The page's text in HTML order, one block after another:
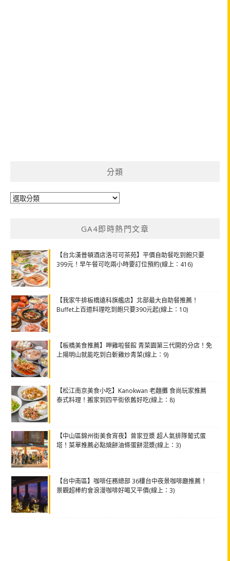
分類
分
GA4即時熱門文章
【台北漢普頓酒店洛可可茶苑】平價自助餐吃到飽只要
399元！早午餐可吃兩小時要訂位預約(線上：416)
【我家牛排板橋遠科旗艦店】北部最大自助餐推薦！
Buffet上百道料理吃到飽只要390元起(線上：10)
【板橋美食推薦】呷雞啦餐館 青菜園第三代開的分店！免
上陽明山就能吃到白斬雞炒青菜(線上：9)
【松江南京美食小吃】Kanokwan 老麵攤 食尚玩家推薦
泰式料理！搬家到四平街依舊好吃(線上：8)
【中山區錦州街美食宵夜】曾家豆漿 超人氣排隊葡式蛋
塔！菜單推薦必點燒餅油條蛋餅混漿(線上：3)
【台中南區】咖啡任務總部 36樓台中夜景咖啡廳推薦！
景觀超棒約會浪漫咖啡好喝又平價(線上：3)